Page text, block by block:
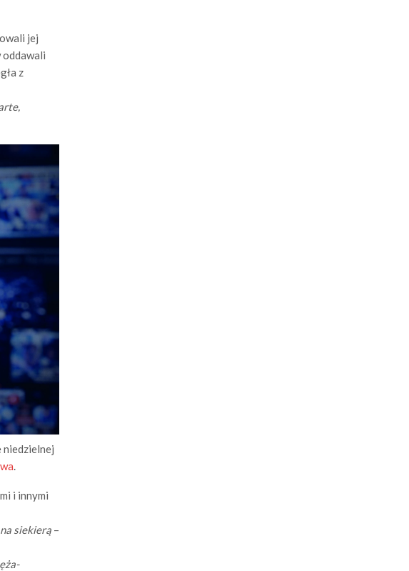
jej
oddawali
z
niedzielnej
.
i innymi
siekierą –